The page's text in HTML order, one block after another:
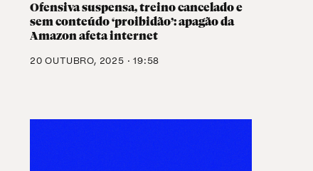
Ofensiva suspensa, treino cancelado e
sem conteúdo ‘proibidão’: apagão da
Amazon afeta internet
20 OUTUBRO, 2025 · 19:58